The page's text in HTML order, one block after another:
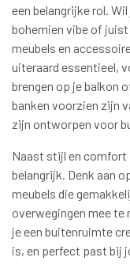
een belangrijke rol.
bohemien vibe of juist
meubels en
uiteraard essentieel,
brengen op je balkon
banken voorzien zijn
zijn ontworpen voor
Naast stijl en comfort
belangrijk. Denk aan
meubels die
overwegingen mee te
je een buitenruimte
is, en perfect past bij